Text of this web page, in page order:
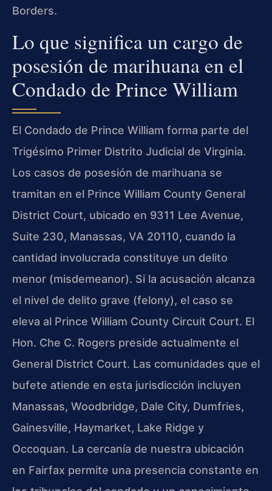
Borders.
Lo que significa un cargo de
posesión de marihuana en el
Condado de Prince William
El Condado de Prince William forma parte del
Trigésimo Primer Distrito Judicial de Virginia.
Los casos de posesión de marihuana se
tramitan en el Prince William County General
District Court, ubicado en 9311 Lee Avenue,
Suite 230, Manassas, VA 20110, cuando la
cantidad involucrada constituye un delito
menor (misdemeanor). Si la acusación alcanza
el nivel de delito grave (felony), el caso se
eleva al Prince William County Circuit Court. El
Hon. Che C. Rogers preside actualmente el
General District Court. Las comunidades que el
bufete atiende en esta jurisdicción incluyen
Manassas, Woodbridge, Dale City, Dumfries,
Gainesville, Haymarket, Lake Ridge y
Occoquan. La cercanía de nuestra ubicación
en Fairfax permite una presencia constante en